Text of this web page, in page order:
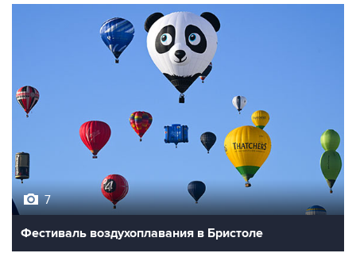
7
Фестиваль воздухоплавания в Бристоле